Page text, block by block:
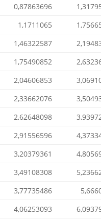
0,87863696
1,1711065
1,46322587
1,75490852
2,04606853
2,33662076
2,62648098
2,91556596
3,20379361
3,49108308
3,77735486
4,06253093